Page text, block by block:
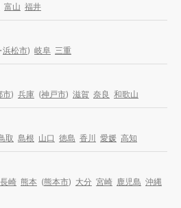
富山 福井
浜松市) 岐阜 三重
市) 兵庫 (神戸市) 滋賀 奈良 和歌山
取 島根 山口 徳島 香川 愛媛 高知
長崎 熊本 (熊本市) 大分 宮崎 鹿児島 沖縄